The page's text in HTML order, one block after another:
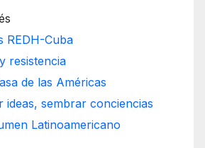
REDH-Cuba
resistencia
de las Américas
ideas, sembrar conciencias
Latinoamericano